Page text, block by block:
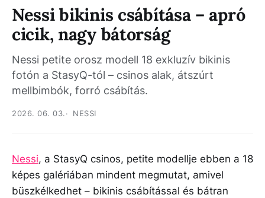
Nessi bikinis csábítása – apró
cicik, nagy bátorság
Nessi petite orosz modell 18 exkluzív bikinis
fotón a StasyQ-tól – csinos alak, átszúrt
mellbimbók, forró csábítás.
2026. 06. 03. NESSI
Nessi, a StasyQ csinos, petite modellje ebben a 18
képes galériában mindent megmutat, amivel
büszkélkedhet – bikinis csábítással és bátran